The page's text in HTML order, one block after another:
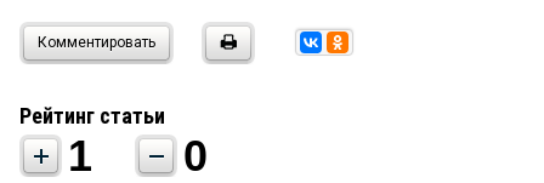
Комментировать
Рейтинг статьи
1 0